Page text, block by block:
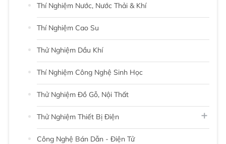
Thí Nghiệm Nước, Nước Thải & Khí
Thí Nghiệm Cao Su
Thử Nghiệm Dầu Khí
Thí Nghiệm Công Nghệ Sinh Học
Thử Nghiệm Đồ Gỗ, Nội Thất
Thử Nghiệm Thiết Bị Điện
Công Nghệ Bán Dẫn - Điện Tử